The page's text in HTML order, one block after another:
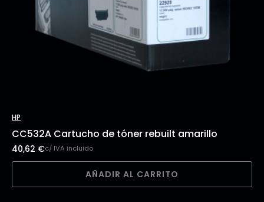
HP
CC532A Cartucho de tóner rebuilt amarillo
40,62 €c/ IVA incluido
AÑADIR AL CARRITO